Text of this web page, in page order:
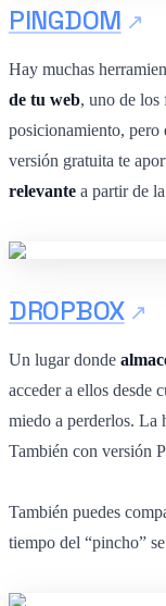
PINGDOM
Hay muchas
de tu web, uno de los
posicionamiento, pero
versión gratuita te
relevante a partir de
DROPBOX
Un lugar donde
acceder a ellos desde
miedo a perderlos. La
También con versión
También puedes
tiempo del “pincho”